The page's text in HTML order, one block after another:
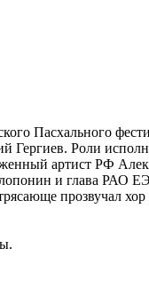
Пасхального
Гергиев. Роли
артист РФ
и глава РАО
прозвучал